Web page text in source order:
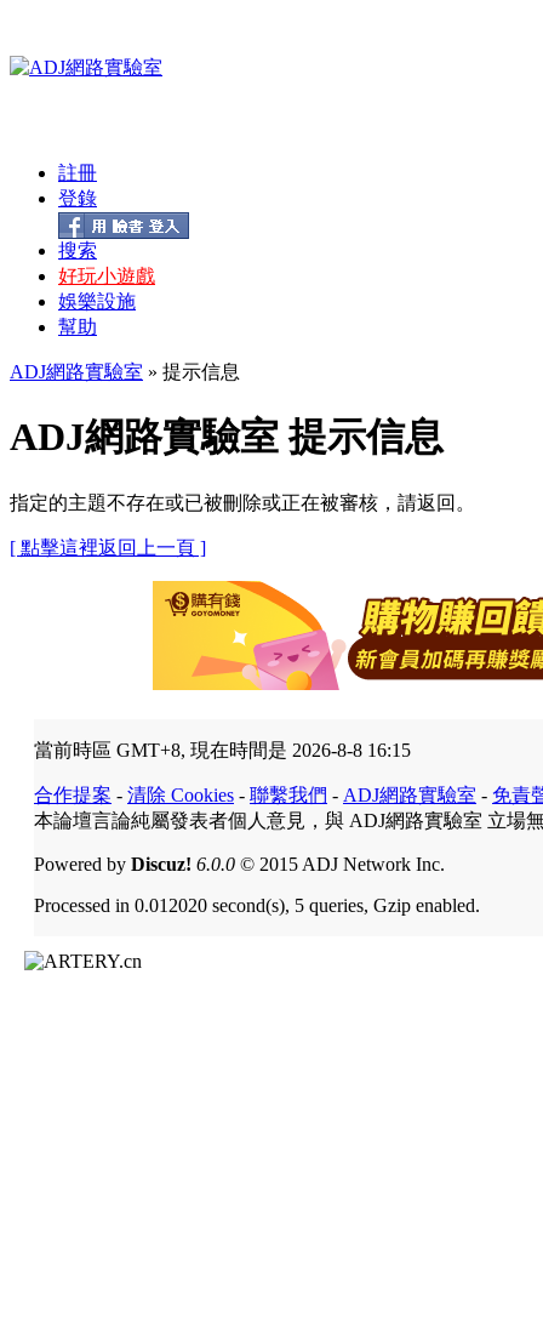
註冊
登錄
搜索
好玩小遊戲
娛樂設施
幫助
ADJ網路實驗室 » 提示信息
ADJ網路實驗室 提示信息
指定的主題不存在或已被刪除或正在被審核，請返回。
[ 點擊這裡返回上一頁 ]
當前時區 GMT+8, 現在時間是 2026-8-8 16:15
合作提案 - 清除 Cookies - 聯繫我們 - ADJ網路實驗室 - 免責
本論壇言論純屬發表者個人意見，與 ADJ網路實驗室 立場
Powered by Discuz! 6.0.0 © 2015 ADJ Network Inc.
Processed in 0.012020 second(s), 5 queries, Gzip enabled.